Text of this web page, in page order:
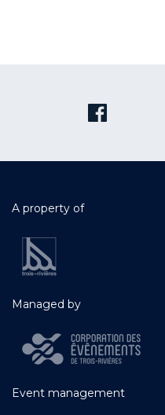
A property of
Managed by
Event management